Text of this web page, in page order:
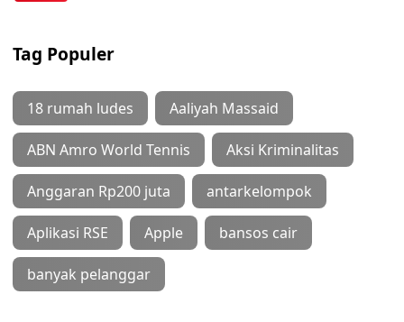
Tag Populer
18 rumah ludes Aaliyah Massaid
ABN Amro World Tennis Aksi Kriminalitas
Anggaran Rp200 juta antarkelompok
Aplikasi RSE Apple bansos cair
banyak pelanggar